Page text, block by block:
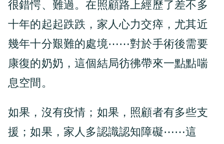
很錯愕、難過。在照顧路上經歷了差不多
十年的起起跌跌，家人心力交瘁，尤其近
幾年十分艱難的處境⋯⋯對於手術後需要
康復的奶奶，這個結局彷彿帶來一點點喘
息空間。
如果，沒有疫情；如果，照顧者有多些支
援；如果，家人多認識認知障礙⋯⋯這